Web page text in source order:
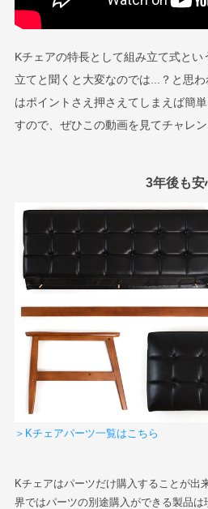
Kチェアの特長として組み立て式と
立てと聞くと大変なのでは...？と思
はポイントさえ押さえてしまえば簡
すので、ぜひこの動画を見てチャレン
3年後も安
＞Kチェアパーツ一覧はこちら
Kチェアはパーツだけ購入することが出
界ではパーツの別途購入ができる製品は